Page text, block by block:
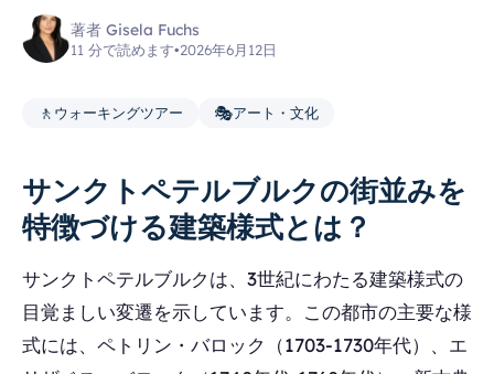
著者 Gisela Fuchs
11 分で読めます•2026年6月12日
🚶 ウォーキングツアー 🎭アート・文化
サンクトペテルブルクの街並みを
特徴づける建築様式とは？
サンクトペテルブルクは、3世紀にわたる建築様式の
目覚ましい変遷を示しています。この都市の主要な様
式には、ペトリン・バロック（1703-1730年代）、エ